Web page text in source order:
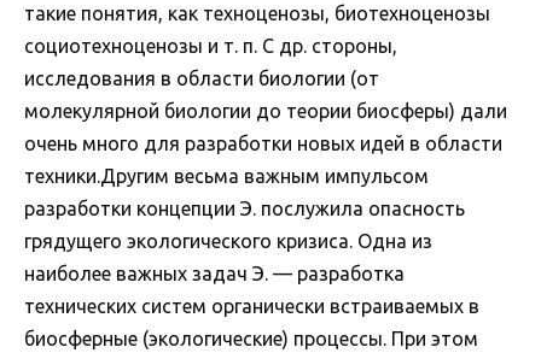
такие понятия, как техноценозы, биотехноценозы
социотехноценозы и т. п. С др. стороны,
исследования в области биологии (от
молекулярной биологии до теории биосферы) дали
очень много для разработки новых идей в области
техники.Другим весьма важным импульсом
разработки концепции Э. послужила опасность
грядущего экологического кризиса. Одна из
наиболее важных задач Э. — разработка
технических систем органически встраиваемых в
биосферные (экологические) процессы. При этом